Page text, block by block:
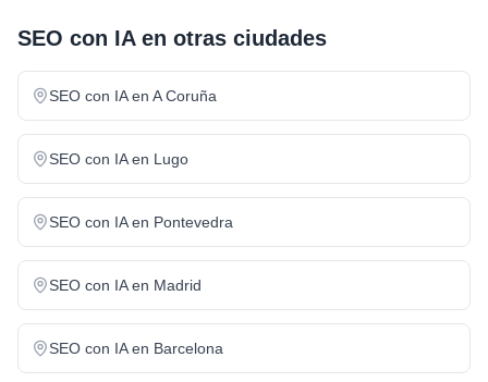
SEO con IAen otras ciudades
SEO con IAen A Coruña
SEO con IAen Lugo
SEO con IAen Pontevedra
SEO con IAen Madrid
SEO con IAen Barcelona